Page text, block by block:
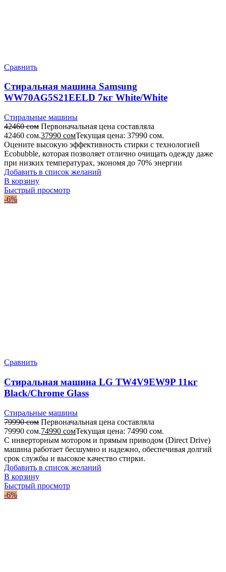
Сравнить
Стиральная машина Samsung
WW70AG5S21EELD 7кг White/White
Стиральные машины
42460сом Первоначальная цена составляла
42460 сом.37990 сомТекущая цена: 37990 сом.
Оцените высокую эффективность стирки с технологией
Ecobubble, которая позволяет отлично очищать одежду даже
при низких температурах, экономя до 70% энергии
Добавить в список желаний
В корзину
Быстрый просмотр
-6%
Сравнить
Стиральная машина LG TW4V9EW9P 11кг
Black/Chrome Glass
Стиральные машины
79990сом Первоначальная цена составляла
79990 сом.74990 сомТекущая цена: 74990 сом.
С инверторным мотором и прямым приводом (Direct Drive)
машина работает бесшумно и надежно, обеспечивая долгий
срок службы и высокое качество стирки.
Добавить в список желаний
В корзину
Быстрый просмотр
-6%